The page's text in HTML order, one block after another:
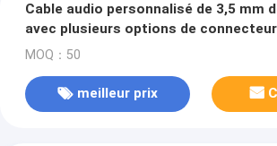
Cable audio personnalisé de 3,5 mm
avec plusieurs options de
certification ISO9001 pour le
MOQ：50
meilleur prix